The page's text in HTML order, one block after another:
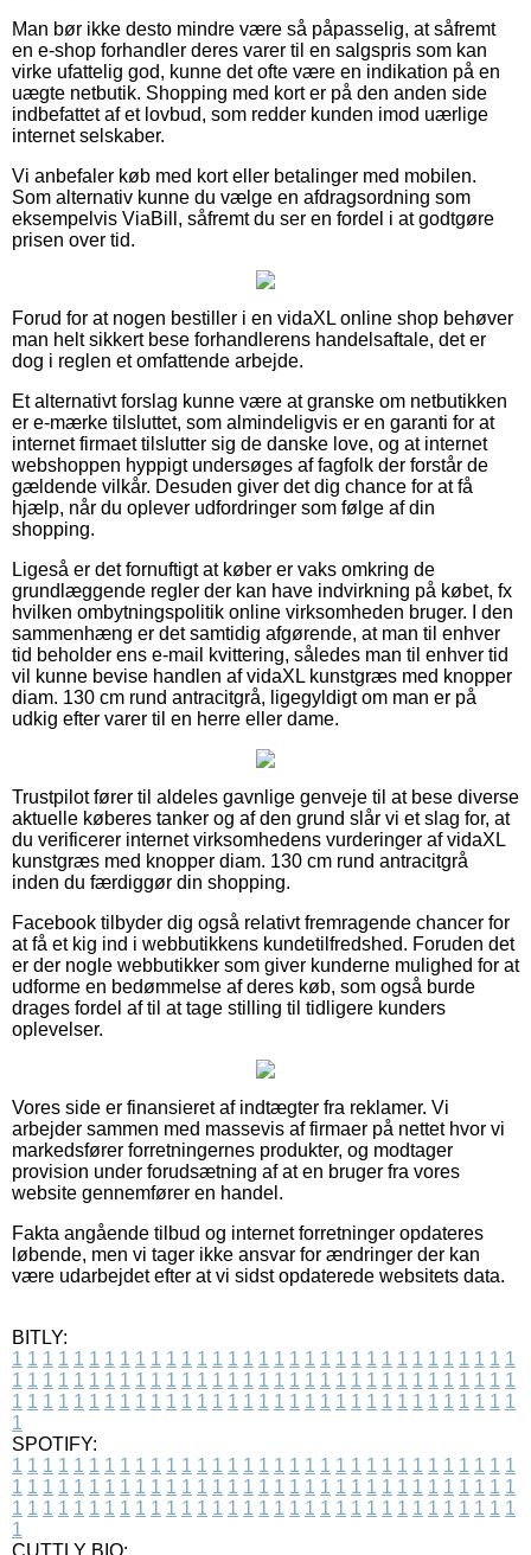
Man bør ikke desto mindre være så påpasselig, at såfremt
en e-shop forhandler deres varer til en salgspris som kan
virke ufattelig god, kunne det ofte være en indikation på en
uægte netbutik. Shopping med kort er på den anden side
indbefattet af et lovbud, som redder kunden imod uærlige
internet selskaber.
Vi anbefaler køb med kort eller betalinger med mobilen.
Som alternativ kunne du vælge en afdragsordning som
eksempelvis ViaBill, såfremt du ser en fordel i at godtgøre
prisen over tid.
Forud for at nogen bestiller i en vidaXL online shop behøver
man helt sikkert bese forhandlerens handelsaftale, det er
dog i reglen et omfattende arbejde.
Et alternativt forslag kunne være at granske om netbutikken
er e-mærke tilsluttet, som almindeligvis er en garanti for at
internet firmaet tilslutter sig de danske love, og at internet
webshoppen hyppigt undersøges af fagfolk der forstår de
gældende vilkår. Desuden giver det dig chance for at få
hjælp, når du oplever udfordringer som følge af din
shopping.
Ligeså er det fornuftigt at køber er vaks omkring de
grundlæggende regler der kan have indvirkning på købet, fx
hvilken ombytningspolitik online virksomheden bruger. I den
sammenhæng er det samtidig afgørende, at man til enhver
tid beholder ens e-mail kvittering, således man til enhver tid
vil kunne bevise handlen af vidaXL kunstgræs med knopper
diam. 130 cm rund antracitgrå, ligegyldigt om man er på
udkig efter varer til en herre eller dame.
Trustpilot fører til aldeles gavnlige genveje til at bese diverse
aktuelle køberes tanker og af den grund slår vi et slag for, at
du verificerer internet virksomhedens vurderinger af vidaXL
kunstgræs med knopper diam. 130 cm rund antracitgrå
inden du færdiggør din shopping.
Facebook tilbyder dig også relativt fremragende chancer for
at få et kig ind i webbutikkens kundetilfredshed. Foruden det
er der nogle webbutikker som giver kunderne mulighed for at
udforme en bedømmelse af deres køb, som også burde
drages fordel af til at tage stilling til tidligere kunders
oplevelser.
Vores side er finansieret af indtægter fra reklamer. Vi
arbejder sammen med massevis af firmaer på nettet hvor vi
markedsfører forretningernes produkter, og modtager
provision under forudsætning af at en bruger fra vores
website gennemfører en handel.
Fakta angående tilbud og internet forretninger opdateres
løbende, men vi tager ikke ansvar for ændringer der kan
være udarbejdet efter at vi sidst opdaterede websitets data.
BITLY:
1 1 1 1 1 1 1 1 1 1 1 1 1 1 1 1 1 1 1 1 1 1 1 1 1 1 1 1 1 1 1 1 1
1 1 1 1 1 1 1 1 1 1 1 1 1 1 1 1 1 1 1 1 1 1 1 1 1 1 1 1 1 1 1 1 1
1 1 1 1 1 1 1 1 1 1 1 1 1 1 1 1 1 1 1 1 1 1 1 1 1 1 1 1 1 1 1 1 1
1
SPOTIFY:
1 1 1 1 1 1 1 1 1 1 1 1 1 1 1 1 1 1 1 1 1 1 1 1 1 1 1 1 1 1 1 1 1
1 1 1 1 1 1 1 1 1 1 1 1 1 1 1 1 1 1 1 1 1 1 1 1 1 1 1 1 1 1 1 1 1
1 1 1 1 1 1 1 1 1 1 1 1 1 1 1 1 1 1 1 1 1 1 1 1 1 1 1 1 1 1 1 1 1
1
CUTTLY BIO: